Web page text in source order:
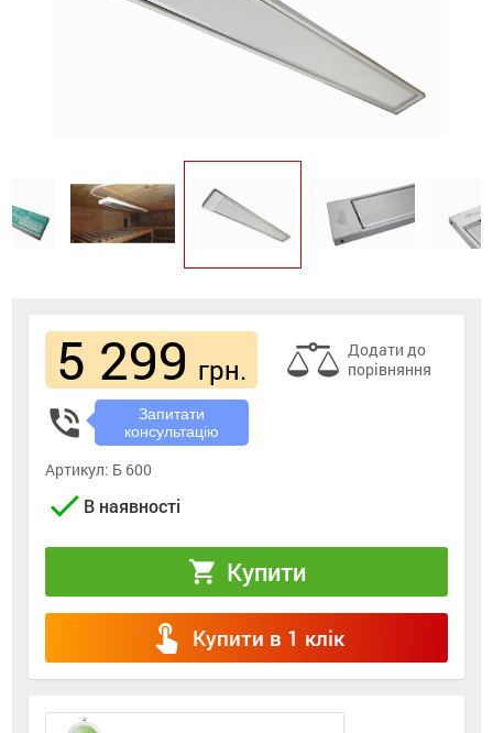
5 299 грн.
Додати до
порівняння
phone_in_talk
Запитати
консультацію
Артикул: Б 600
check В наявності
shopping_cart Купити
touch_app Купити в 1 клік